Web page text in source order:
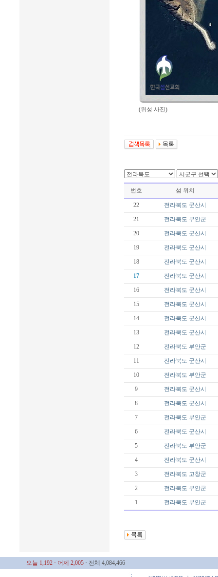
(위성 사진)
번호 섬 위치
22 전라북도 군산시
21 전라북도 부안군
20 전라북도 군산시
19 전라북도 군산시
18 전라북도 군산시
17 전라북도 군산시
16 전라북도 군산시
15 전라북도 군산시
14 전라북도 군산시
13 전라북도 군산시
12 전라북도 부안군
11 전라북도 군산시
10 전라북도 부안군
9 전라북도 군산시
8 전라북도 군산시
7 전라북도 부안군
6 전라북도 군산시
5 전라북도 부안군
4 전라북도 군산시
3 전라북도 고창군
2 전라북도 부안군
1 전라북도 부안군
오늘 1,192 · 어제 2,005 · 전체 4,084,466